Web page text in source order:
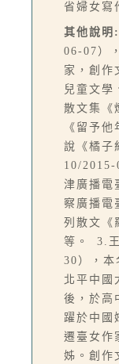
省婦女寫
其他說明:
06-07）
家，創作
兒童文學
散文集《
《留予
說《橘子
10/2015-
津廣播電
察廣播電
列散文《
等。 3.
30），本
北平中國
後，於高
躍於中國
遷臺女作
姊。創作